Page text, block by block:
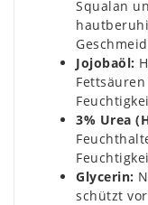
Squalan
Jojobaöl:
3% Urea
Glycerin:
schützt